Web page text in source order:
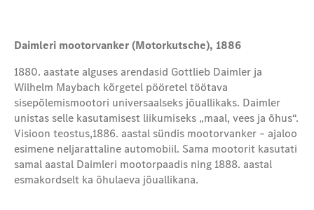
Daimleri mootorvanker (Motorkutsche), 1886
1880. aastate alguses arendasid Gottlieb Daimler ja
Wilhelm Maybach kõrgetel pööretel töötava
sisepõlemismootori universaalseks jõuallikaks. Daimler
unistas selle kasutamisest liikumiseks „maal, vees ja õhus“.
Visioon teostus,1886. aastal sündis mootorvanker – ajaloo
esimene neljarattaline automobiil. Sama mootorit kasutati
samal aastal Daimleri mootorpaadis ning 1888. aastal
esmakordselt ka õhulaeva jõuallikana.